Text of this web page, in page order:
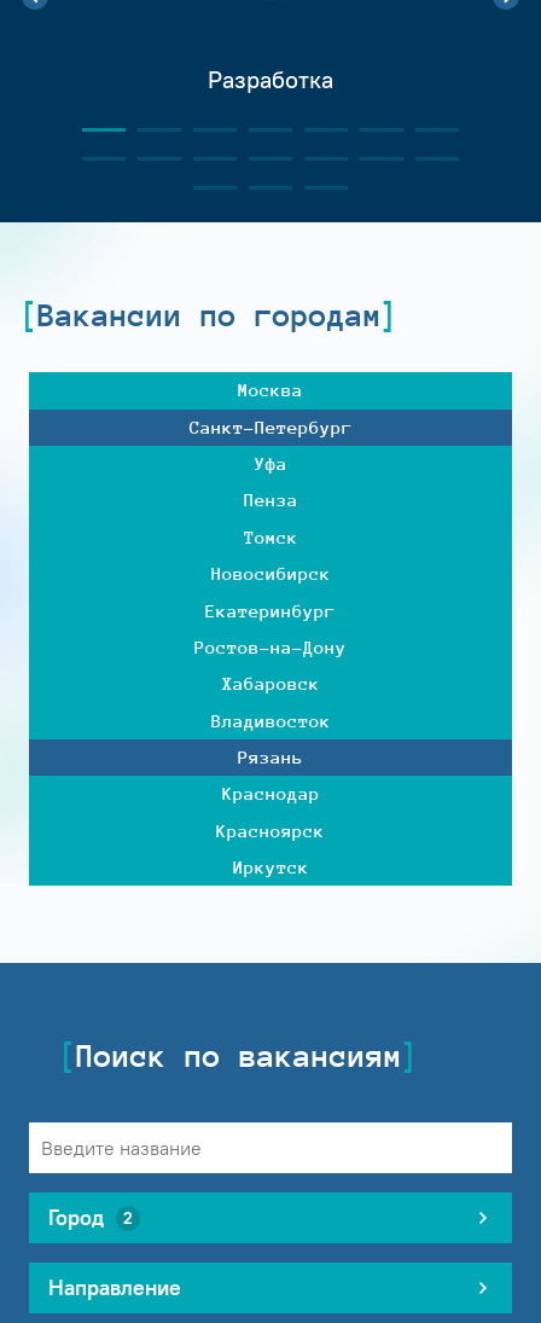
Разработка
Вакансии по городам
Москва
Санкт-Петербург
Уфа
Пенза
Томск
Новосибирск
Екатеринбург
Ростов-на-Дону
Хабаровск
Владивосток
Рязань
Краснодар
Красноярск
Иркутск
Поиск по вакансиям
Город 2
Направление